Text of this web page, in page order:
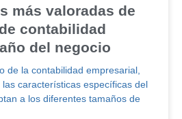
más valoradas de
contabilidad
del negocio
de la contabilidad empresarial,
características específicas del
a los diferentes tamaños de